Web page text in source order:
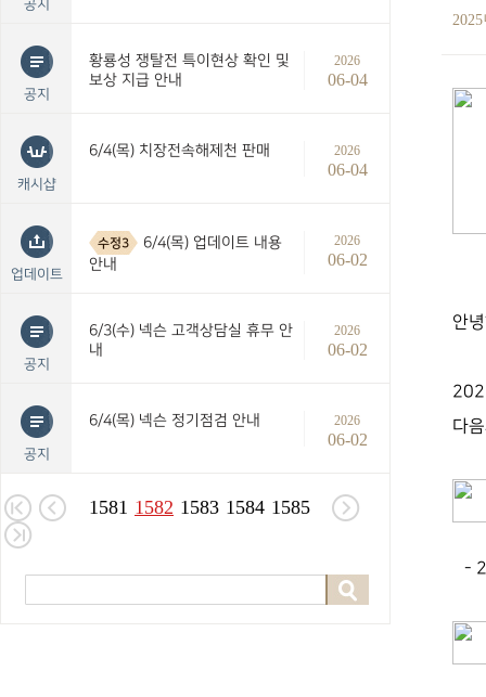
공지
공지
황룡성 쟁탈전 특이현상 확인 및
보상 지급 안내
2026
06-04
캐시샵
6/4(목) 치장전속해제천 판매 2026
06-04
업데이트
수정3
6/4(목) 업데이트 내용
안내
2026
06-02
공지
6/3(수) 넥슨 고객상담실 휴무 안
내
2026
06-02
공지
6/4(목) 넥슨 정기점검 안내 2026
06-02
1581 1582 1583 1584 1585
안
다
-